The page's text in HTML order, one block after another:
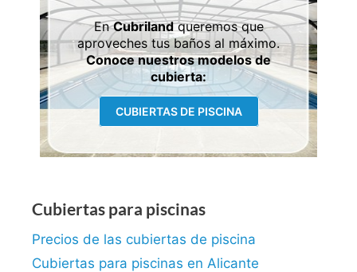
EnCubrilandqueremos que
aproveches tus baños al máximo.
Conoce nuestros modelos de
cubierta:
CUBIERTAS DE PISCINA
Cubiertas para piscinas
Precios de las cubiertas de piscina
Cubiertas para piscinas en Alicante